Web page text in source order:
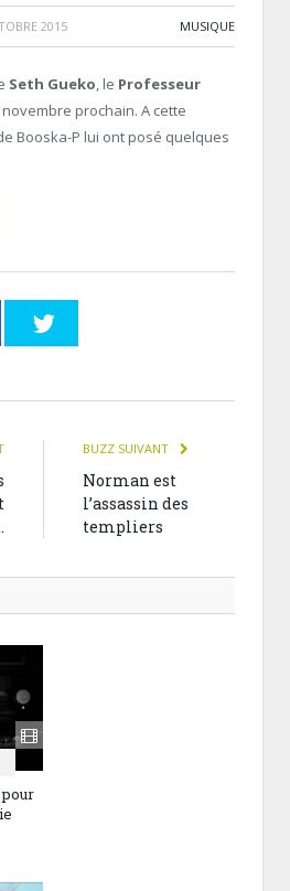
2015 MUSIQUE
Seth Gueko, le Professeur
prochain. A cette
Booska-P lui ont posé quelques
BUZZ SUIVANT
Norman est
l’assassin des
templiers